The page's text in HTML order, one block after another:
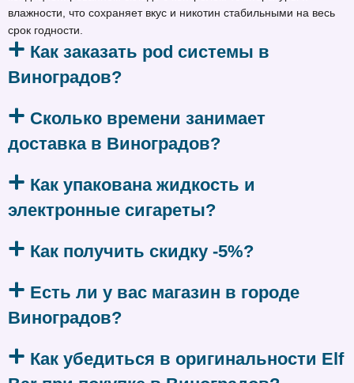
влажности, что сохраняет вкус и никотин стабильными на весь
срок годности.
Как заказать pod системы в
Виноградов?
Сколько времени занимает
доставка в Виноградов?
Как упакована жидкость и
электронные сигареты?
Как получить скидку -5%?
Есть ли у вас магазин в городе
Виноградов?
Как убедиться в оригинальности Elf